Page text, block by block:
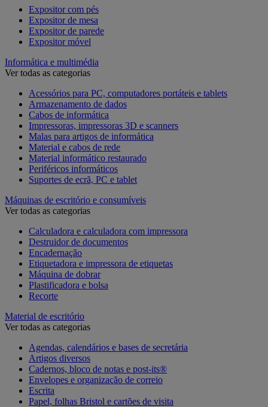
Expositor com pés
Expositor de mesa
Expositor de parede
Expositor móvel
Informática e multimédia
Ver todas as categorias
Acessórios para PC, computadores portáteis e tablets
Armazenamento de dados
Cabos de informática
Impressoras, impressoras 3D e scanners
Malas para artigos de informática
Material e cabos de rede
Material informático restaurado
Periféricos informáticos
Suportes de ecrã, PC e tablet
Máquinas de escritório e consumíveis
Ver todas as categorias
Calculadora e calculadora com impressora
Destruidor de documentos
Encadernação
Etiquetadora e impressora de etiquetas
Máquina de dobrar
Plastificadora e bolsa
Recorte
Material de escritório
Ver todas as categorias
Agendas, calendários e bases de secretária
Artigos diversos
Cadernos, bloco de notas e post-its®
Envelopes e organização de correio
Escrita
Papel, folhas Bristol e cartões de visita